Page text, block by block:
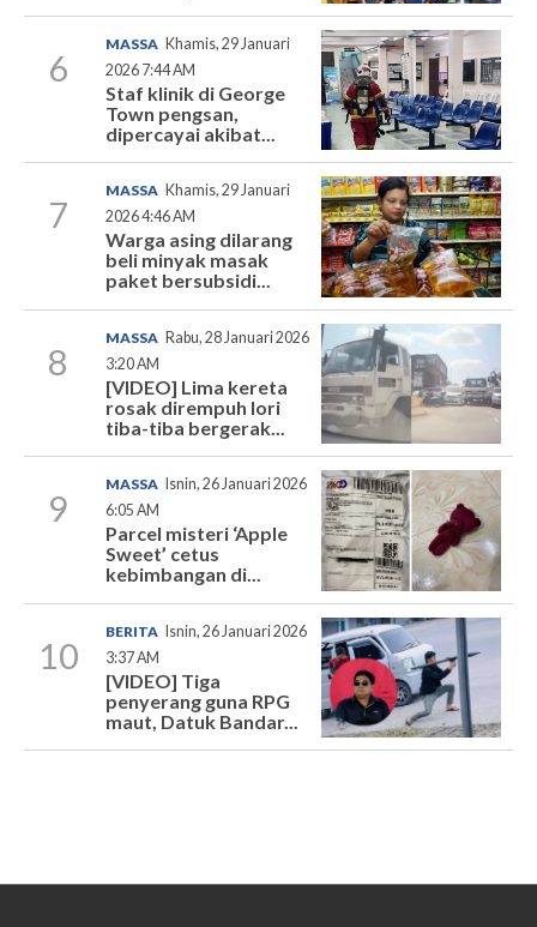
6
MASSA Khamis, 29 Januari
2026 7:44 AM
Staf klinik di George
Town pengsan,
dipercayai akibat...
7
MASSA Khamis, 29 Januari
2026 4:46 AM
Warga asing dilarang
beli minyak masak
paket bersubsidi...
8
MASSA Rabu, 28 Januari 2026
3:20 AM
[VIDEO] Lima kereta
rosak dirempuh lori
tiba-tiba bergerak...
9
MASSA
Isnin, 26 Januari 2026
6:05 AM
Parcel misteri ‘Apple
Sweet’ cetus
kebimbangan di...
10
BERITA
Isnin, 26 Januari 2026
3:37 AM
[VIDEO] Tiga
penyerang guna RPG
maut, Datuk Bandar...